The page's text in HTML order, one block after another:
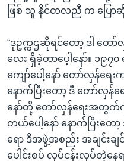
ဖြစ် သူ နိုင်တလညီ က ပြော
“ဒုဥက္ကဌဆိုရင်တော့ ဒါ တေ
လေး ရှိခဲ့တာပေ့ါနော်။ ၁၉၇
ကျော်ပေါ့နော် တော်လှန်ရ
နောက်ပြီးတော့ ဒီ တော်လှ
နော်တို့ တော်လှန်ရေးအတွက်ကို
တယ်ပေါ့နော် နောက်ပြီးတ
ရော ဒီအဖွဲ့အစည်း အချင်းခ
ပေါင်းစပ် လုပ်ငန်းလုပ်တဲ့န